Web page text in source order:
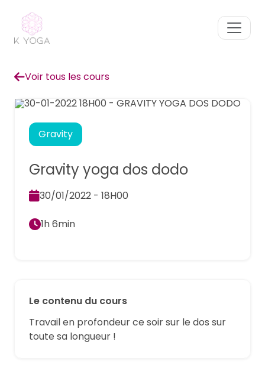
Voir tous les cours
Gravity
Gravity yoga dos dodo
30/01/2022 - 18H00
1h 6min
Le contenu du cours
Travail en profondeur ce soir sur le dos sur
toute sa longueur !